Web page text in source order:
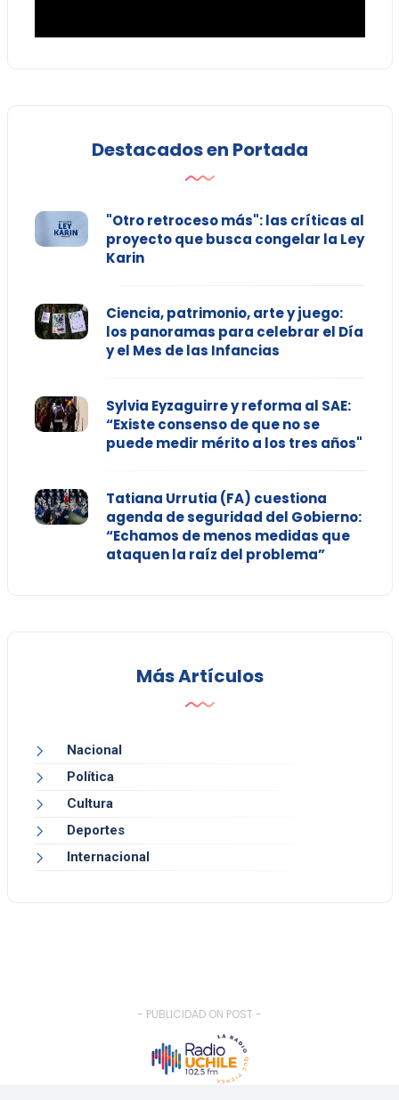
Destacados en Portada
"Otro retroceso más": las críticas al
proyecto que busca congelar la Ley
Karin
Ciencia, patrimonio, arte y juego:
los panoramas para celebrar el Día
y el Mes de las Infancias
Sylvia Eyzaguirre y reforma al SAE:
“Existe consenso de que no se
puede medir mérito a los tres años"
Tatiana Urrutia (FA) cuestiona
agenda de seguridad del Gobierno:
“Echamos de menos medidas que
ataquen la raíz del problema”
Más Artículos
Nacional
Política
Cultura
Deportes
Internacional
- PUBLICIDAD ON POST -